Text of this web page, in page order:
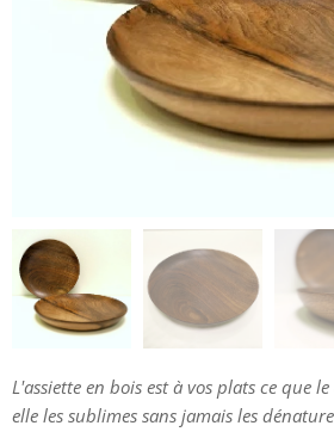
L'assiette en bois est à vos plats ce que
elle les sublimes sans jamais les